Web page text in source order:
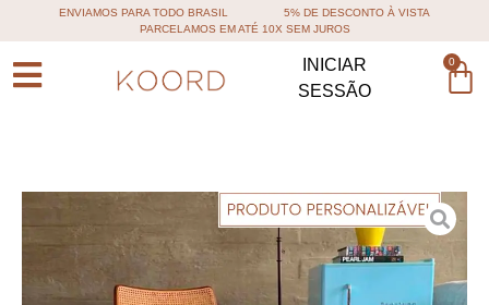
ENVIAMOS PARA TODO BRASIL
5% DE DESCONTO À VISTA
PARCELAMOS EM ATÉ 10X SEM JUROS
INICIAR
SESSÃO
0